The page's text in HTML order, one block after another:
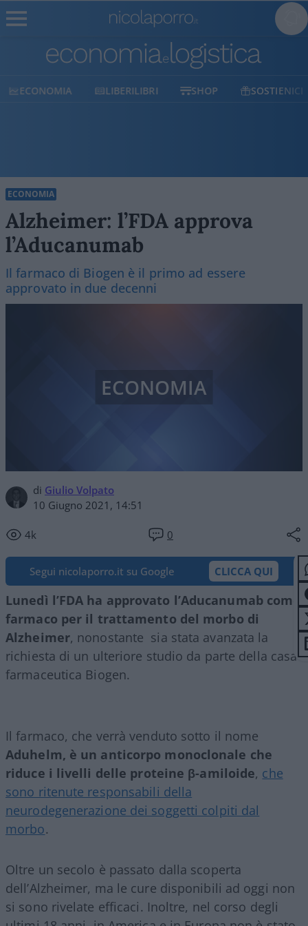
ECONOMIA LIBERILIBRI SHOP SOSTIENICI
ECONOMIA
Alzheimer: l’FDA approva
l’Aducanumab
Il farmaco di Biogen è il primo ad essere
approvato in due decenni
di Giulio Volpato
10 Giugno 2021, 14:51
4k 0
ECONOMIA
Segui nicolaporro.it su Google CLICCA QUI
Lunedì l’FDA ha approvato l’Aducanumab come
farmaco per il trattamento del morbo di
Alzheimer, nonostante sia stata avanzata la
richiesta di un ulteriore studio da parte della casa
farmaceutica Biogen.
Il farmaco, che verrà venduto sotto il nome
Aduhelm, è un anticorpo monoclonale che
riduce i livelli delle proteine β-amiloide, che
sono ritenute responsabili della
neurodegenerazione dei soggetti colpiti dal
morbo.
Oltre un secolo è passato dalla scoperta
dell’Alzheimer, ma le cure disponibili ad oggi non
si sono rivelate efficaci. Inoltre, nel corso degli